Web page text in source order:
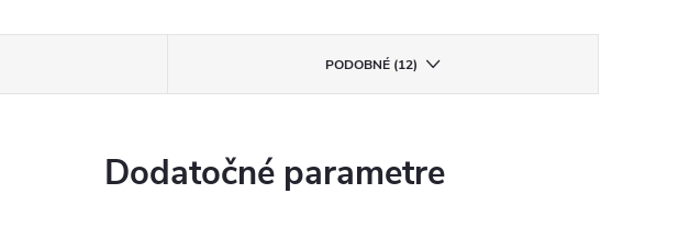
PODOBNÉ (12)
Dodatočné parametre